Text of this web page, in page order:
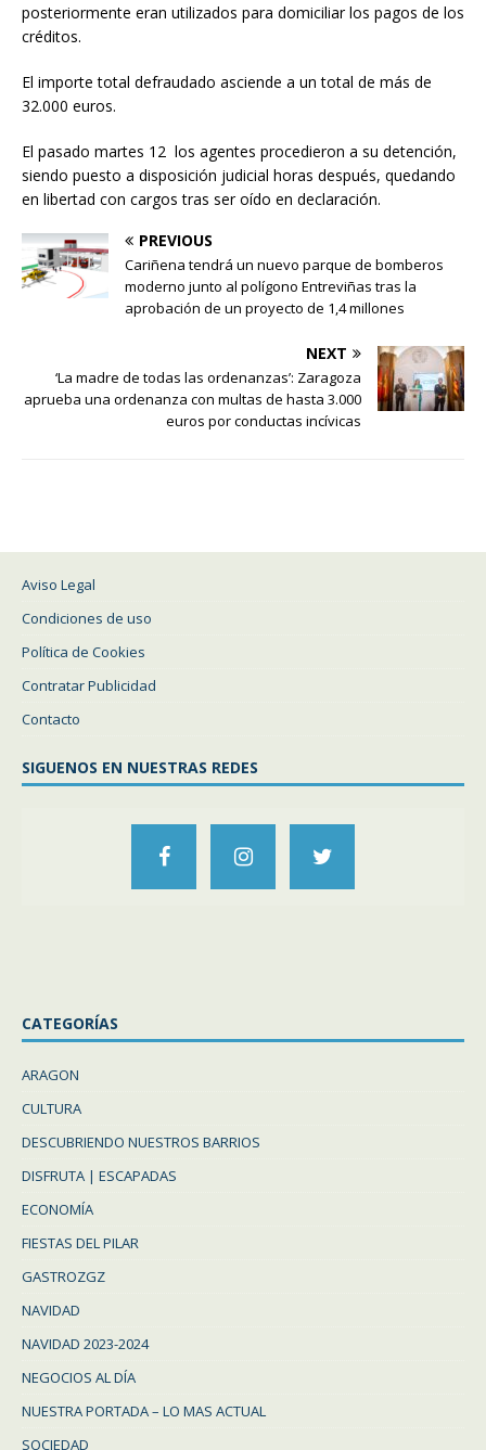
posteriormente eran utilizados para domiciliar los pagos de los
créditos.
El importe total defraudado asciende a un total de más de
32.000 euros.
El pasado martes 12 los agentes procedieron a su detención,
siendo puesto a disposición judicial horas después, quedando
en libertad con cargos tras ser oído en declaración.
PREVIOUS
Cariñena tendrá un nuevo parque de bomberos
moderno junto al polígono Entreviñas tras la
aprobación de un proyecto de 1,4 millones
NEXT
‘La madre de todas las ordenanzas’: Zaragoza
aprueba una ordenanza con multas de hasta 3.000
euros por conductas incívicas
Aviso Legal
Condiciones de uso
Política de Cookies
Contratar Publicidad
Contacto
SIGUENOS EN NUESTRAS REDES
CATEGORÍAS
ARAGON
CULTURA
DESCUBRIENDO NUESTROS BARRIOS
DISFRUTA | ESCAPADAS
ECONOMÍA
FIESTAS DEL PILAR
GASTROZGZ
NAVIDAD
NAVIDAD 2023-2024
NEGOCIOS AL DÍA
NUESTRA PORTADA – LO MAS ACTUAL
SOCIEDAD